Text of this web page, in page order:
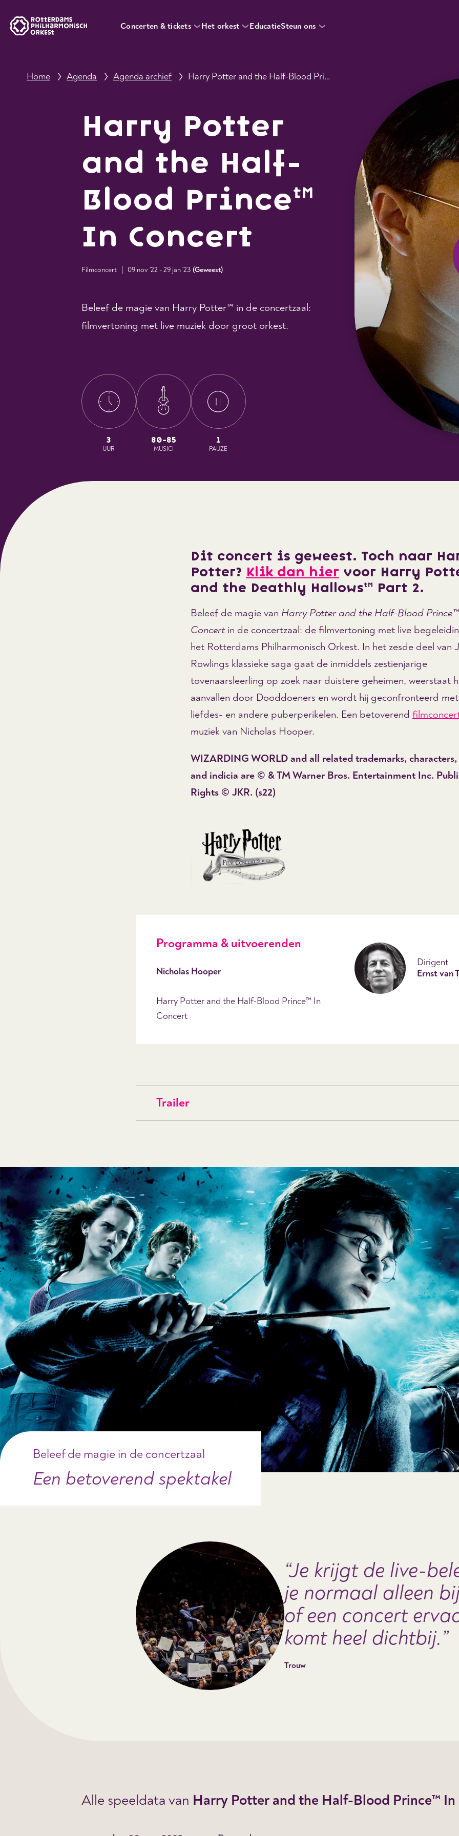
Concerten & tickets Het orkest EducatieSteun ons
Home Agenda Agenda archief Harry Potter and the Half-Blood Prince™ In Concert
Harry Potter
and the Half-
Blood Prince™
In Concert
Filmconcert 09 nov '22 - 29 jan '23 (Geweest)
Beleef de magie van Harry Potter™ in de concertzaal:
filmvertoning met live muziek door groot orkest.
3
UUR
80-85
MUSICI
1
PAUZE
Dit concert is geweest. Toch naar
Potter? Klik dan hier voor Harry
and the Deathly Hallows™ Part 2.
Beleef de magie van Harry Potter and the Half-Blood
Concertin de concertzaal: de filmvertoning met live
het Rotterdams Philharmonisch Orkest. In het zesde deel van
Rowlings klassieke saga gaat de inmiddels zestienjarige
tovenaarsleerling op zoek naar duistere geheimen, weerstaat
aanvallen door Dooddoeners en wordt hij geconfronteerd
liefdes- en andere puberperikelen. Een betoverend
muziek van Nicholas Hooper.
WIZARDING WORLD and all related trademarks, characters,
and indicia are © & TM Warner Bros. Entertainment Inc.
Rights © JKR. (s22)
Programma & uitvoerenden
Nicholas Hooper
Harry Potter and the Half-Blood Prince™ In
Concert
Dirigent
Ernst van
Trailer
Beleef de magie in de concertzaal
Een betoverend spektakel
Je krijgt de live-
je normaal alleen
of een concert
komt heel dichtbij.
Trouw
Alle speeldata van Harry Potter and the Half-Blood Prince™